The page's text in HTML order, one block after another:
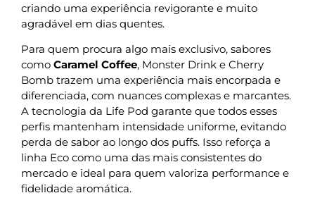
criando uma experiência revigorante e muito
agradável em dias quentes.
Para quem procura algo mais exclusivo, sabores
como Caramel Coffee, Monster Drink e Cherry
Bomb trazem uma experiência mais encorpada e
diferenciada, com nuances complexas e marcantes.
A tecnologia da Life Pod garante que todos esses
perfis mantenham intensidade uniforme, evitando
perda de sabor ao longo dos puffs. Isso reforça a
linha Eco como uma das mais consistentes do
mercado e ideal para quem valoriza performance e
fidelidade aromática.